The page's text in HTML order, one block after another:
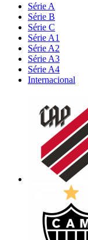
Série A
Série B
Série C
Série A1
Série A2
Série A3
Série A4
Internacional